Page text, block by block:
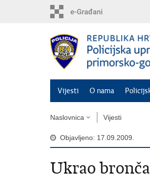
Vijesti O nama
Naslovnica Vijesti
Objavljeno: 17.09.2009.
Ukrao